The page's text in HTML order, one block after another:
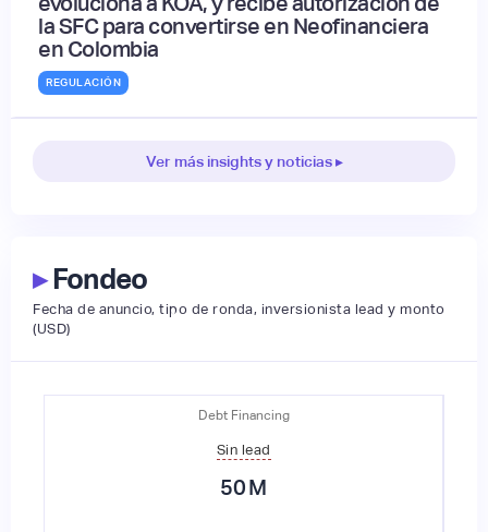
la SFC para convertirse en Neofinanciera
en Colombia
REGULACIÓN
Ver más insights y noticias ▸
▸Fondeo
Fecha de anuncio, tipo de ronda, inversionista lead y monto
(USD)
Debt Financing
Sin lead
50M